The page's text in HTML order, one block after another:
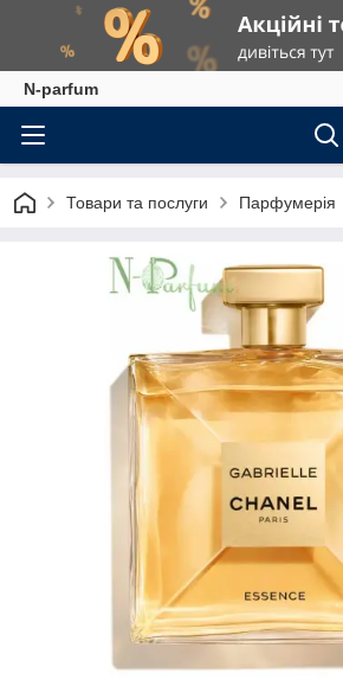
N-parfum
Товари та послуги Парфумерія